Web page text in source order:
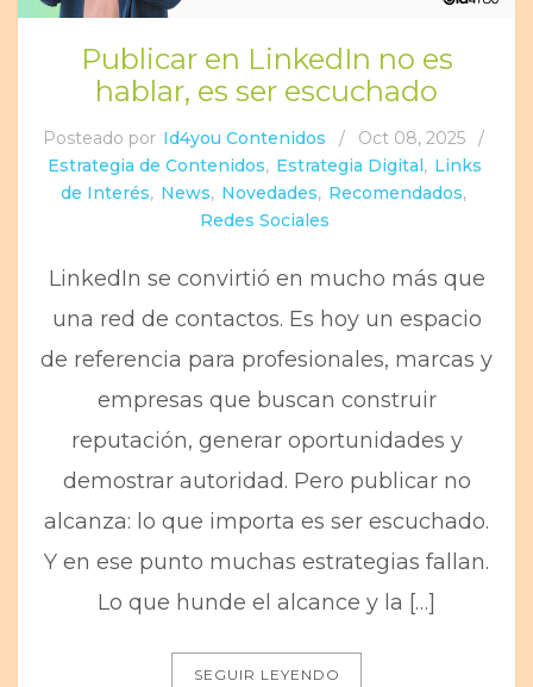
Publicar en LinkedIn no es
hablar, es ser escuchado
Posteado por Id4you Contenidos / Oct 08, 2025
/
Estrategia de Contenidos, Estrategia Digital , Links
de Interés, News, Novedades, Recomendados,
Redes Sociales
LinkedIn se convirtió en mucho más que
una red de contactos. Es hoy un espacio
de referencia para profesionales, marcas y
empresas que buscan construir
reputación, generar oportunidades y
demostrar autoridad. Pero publicar no
alcanza: lo que importa es ser escuchado.
Y en ese punto muchas estrategias fallan.
Lo que hunde el alcance y la […]
SEGUIR LEYENDO